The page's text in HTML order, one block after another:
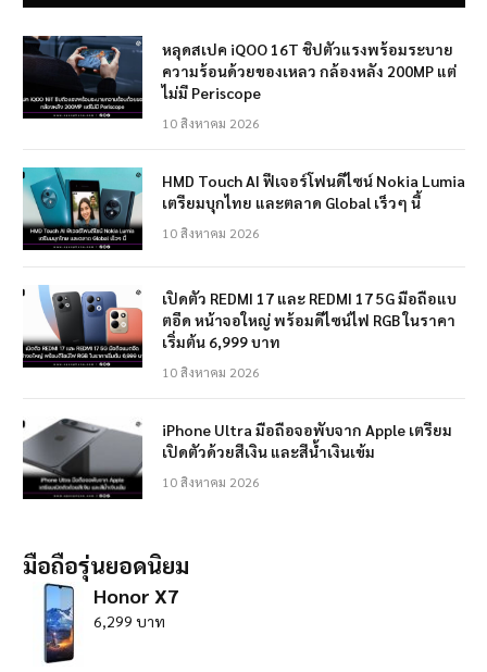
หลุดสเปค iQOO 16T ชิปตัวแรงพร้อมระบาย
ความร้อนด้วยของเหลว กล้องหลัง 200MP แต่
ไม่มี Periscope
10 สิงหาคม 2026
HMD Touch AI ฟีเจอร์โฟนดีไซน์ Nokia Lumia
เตรียมบุกไทย และตลาด Global เร็วๆ นี้
10 สิงหาคม 2026
เปิดตัว REDMI 17 และ REDMI 17 5G มือถือแบ
ตอึด หน้าจอใหญ่ พร้อมดีไซน์ไฟ RGB ในราคา
เริ่มต้น 6,999 บาท
10 สิงหาคม 2026
iPhone Ultra มือถือจอพับจาก Apple เตรียม
เปิดตัวด้วยสีเงิน และสีน้ำเงินเข้ม
10 สิงหาคม 2026
มือถือรุ่นยอดนิยม
Honor X7
6,299 บาท